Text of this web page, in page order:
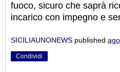
fuoco, sicuro che saprà
incarico con impegno e
SICILIAUNONEWS published
Condividi